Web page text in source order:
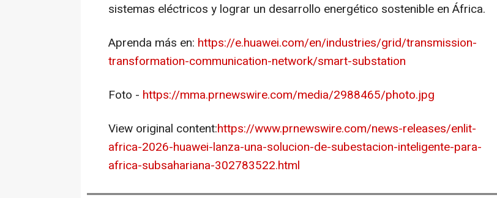
sistemas eléctricos y lograr un desarrollo energético sostenible en África.
Aprenda más en: https://e.huawei.com/en/industries/grid/transmission-
transformation-communication-network/smart-substation
Foto - https://mma.prnewswire.com/media/2988465/photo.jpg
View original content:https://www.prnewswire.com/news-releases/enlit-
africa-2026-huawei-lanza-una-solucion-de-subestacion-inteligente-para-
africa-subsahariana-302783522.html